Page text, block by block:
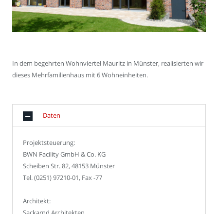
In dem begehrten Wohnviertel Mauritz in Münster, realisierten wir
dieses Mehrfamilienhaus mit 6 Wohneinheiten.
Daten
Projektsteuerung:
BWN Facility GmbH & Co. KG
Scheiben Str. 82, 48153 Münster
Tel. (0251) 97210-01, Fax -77
Architekt: